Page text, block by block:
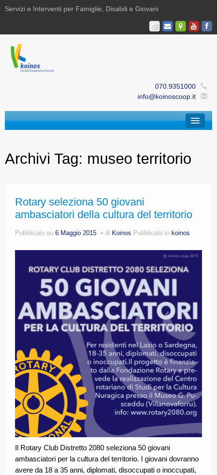
Servizi e Interventi per Famiglie, Disabili e Giovani
070.9351000
info@koinoscoop.it
Area Famiglie e Minori | Efè
Area Giovani | Bajania
Area Ricerca, Documentazione e Formazione |
Whistleblowing
Lavora con noi
Centro Antiviolenza “Feminas” | PLUS Sanluri –
Guspini
Archivi Tag: museo territorio
Rotary seleziona 50 giovani
ambasciatori della cultura del territorio
Pubblicato su 6 Maggio 2015 di Koinos Pubblicato in koinos
Il Rotary Club Distretto 2080 seleziona 50 giovani
ambasciatori per la cultura del territorio. I giovani dovranno
avere da 18 a 35 anni, diplomati, disoccupati o inoccupati,